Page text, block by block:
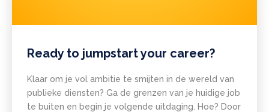
Ready to jumpstart your career?
Klaar om je vol ambitie te smijten in de wereld van
publieke diensten? Ga de grenzen van je huidige job
te buiten en begin je volgende uitdaging. Hoe? Door